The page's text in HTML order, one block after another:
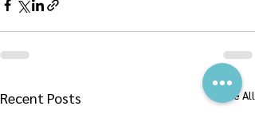
Recent Posts See All